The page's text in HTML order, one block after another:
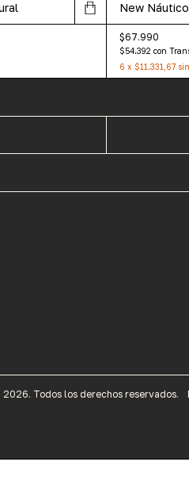
New
$67.990
$54.392 con
6 x $11.331,67
Todos los derechos reservados.